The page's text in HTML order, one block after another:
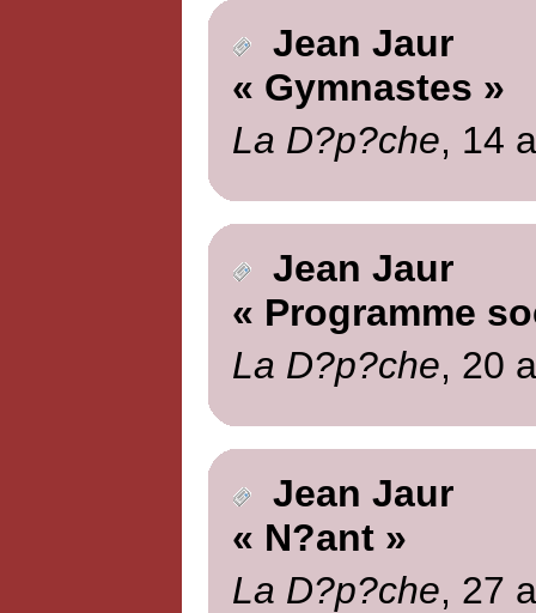
Jean Jaur
« Gymnastes »
La D?p?che, 14
Jean Jaur
« Programme
La D?p?che, 20
Jean Jaur
« N?ant »
La D?p?che, 27